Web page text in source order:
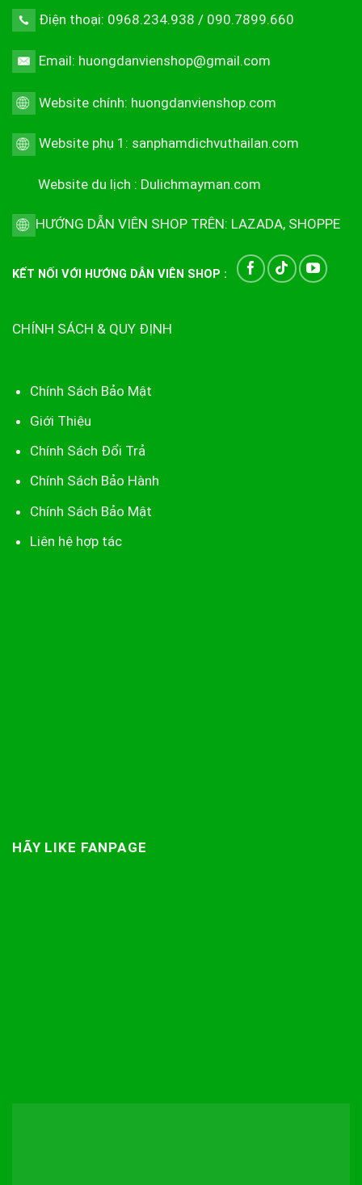
Điện thoại: 0968.234.938 / 090.7899.660
Email: huongdanvienshop@gmail.com
Website chính: huongdanvienshop.com
Website phụ 1: sanphamdichvuthailan.com
Website du lịch : Dulichmayman.com
HƯỚNG DẪN VIÊN SHOP TRÊN: LAZADA, SHOPPE
KẾT NỐI VỚI HƯỚNG DẪN VIÊN SHOP :
CHÍNH SÁCH & QUY ĐỊNH
Chính Sách Bảo Mật
Giới Thiệu
Chính Sách Đổi Trả
Chính Sách Bảo Hành
Chính Sách Bảo Mật
Liên hệ hợp tác
HÃY LIKE FANPAGE